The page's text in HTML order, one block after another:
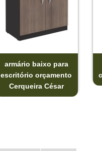
armário baixo para
escritório orçamento
Cerqueira César